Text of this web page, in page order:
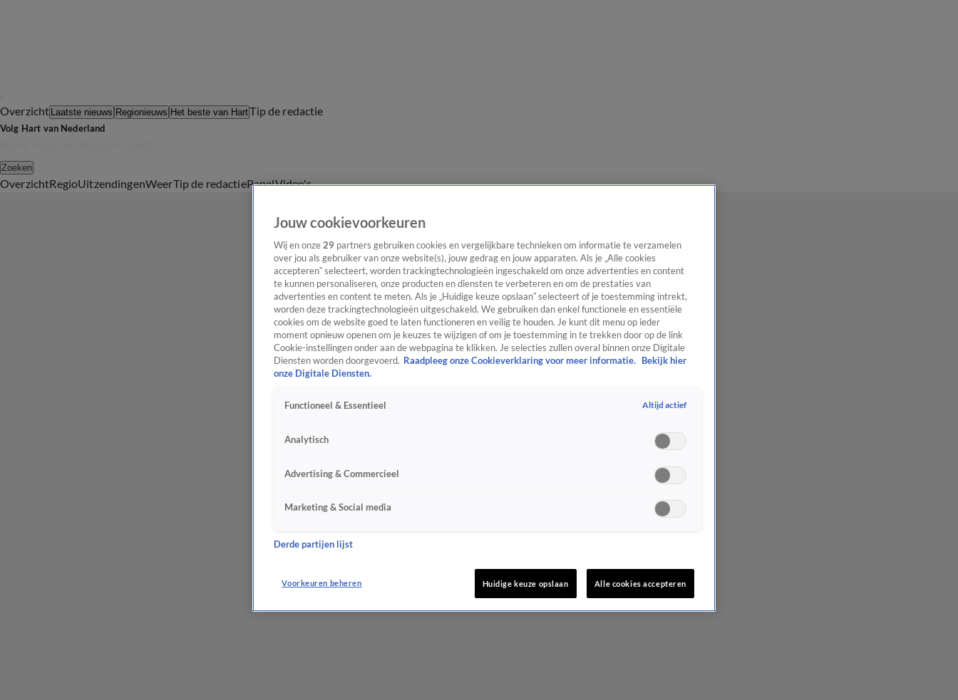
Overzicht Laatste nieuws Regionieuws Het beste van HartTip de redactie
Volg Hart van Nederland
Zoeken
OverzichtRegioUitzendingenWeerTip de redactiePanelVideo's
Jouw cookievoorkeuren
Wij en onze 29 partners gebruiken cookies en vergelijkbare technieken om informatie te verzamelen
over jou als gebruiker van onze website(s), jouw gedrag en jouw apparaten. Als je „Alle cookies
accepteren” selecteert, worden trackingtechnologieën ingeschakeld om onze advertenties en content
te kunnen personaliseren, onze producten en diensten te verbeteren en om de prestaties van
advertenties en content te meten. Als je „Huidige keuze opslaan” selecteert of je toestemming intrekt,
worden deze trackingtechnologieën uitgeschakeld. We gebruiken dan enkel functionele en essentiële
cookies om de website goed te laten functioneren en veilig te houden. Je kunt dit menu op ieder
moment opnieuw openen om je keuzes te wijzigen of om je toestemming in te trekken door op de link
Cookie-instellingen onder aan de webpagina te klikken. Je selecties zullen overal binnen onze Digitale
Diensten worden doorgevoerd. Raadpleeg onze Cookieverklaring voor meer informatie.
Bekijk hier
onze Digitale Diensten.
Functioneel & Essentieel Altijd actief
Analytisch
Advertising & Commercieel
Marketing & Social media
Derde partijen lijst
Voorkeuren beheren Huidige keuze opslaan Alle cookies accepteren